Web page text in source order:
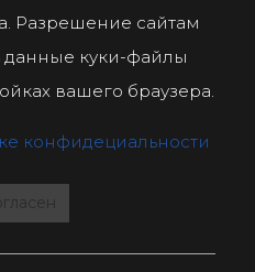
Разрешение сайтам
данные куки-файлы
вашего браузера.
конфидециальности